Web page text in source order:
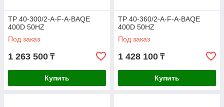
TP 40-300/2-A-F-A-BAQE
400D 50HZ
Под заказ
1 263 500 ₸
Купить
TP 40-360/2-A-F-A-BAQE
400D 50HZ
Под заказ
1 428 100 ₸
Купить